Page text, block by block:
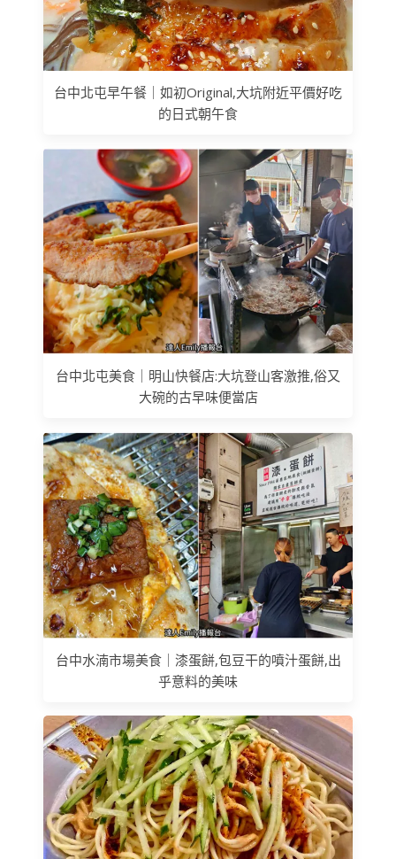
台中北屯早午餐｜如初Original,大坑附近平價好吃
的日式朝午食
台中北屯美食｜明山快餐店:大坑登山客激推,俗又
大碗的古早味便當店
台中水湳市場美食｜漆蛋餅,包豆干的噴汁蛋餅,出
乎意料的美味